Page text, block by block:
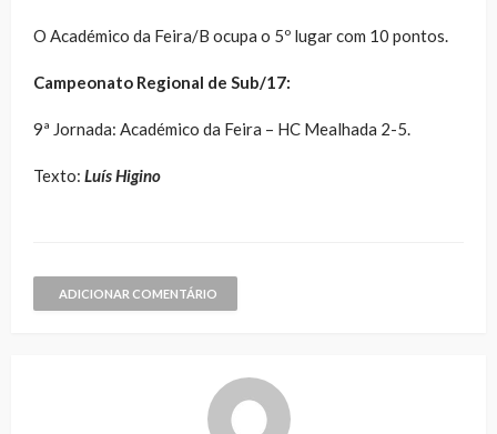
O Académico da Feira/B ocupa o 5º lugar com 10 pontos.
Campeonato Regional de Sub/17:
9ª Jornada: Académico da Feira – HC Mealhada 2-5.
Texto: Luís Higino
ADICIONAR COMENTÁRIO